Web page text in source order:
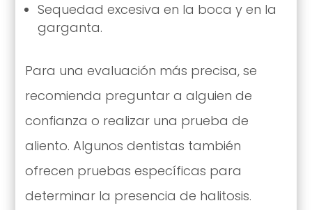
Sequedad excesiva en la boca y en la
garganta.
Para una evaluación más precisa, se
recomienda preguntar a alguien de
confianza o realizar una prueba de
aliento. Algunos dentistas también
ofrecen pruebas específicas para
determinar la presencia de halitosis.